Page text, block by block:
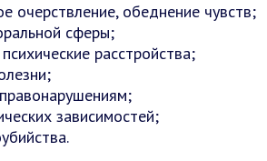
очерствление, обеднение чувств;
сферы;
расстройства;
зависимостей;